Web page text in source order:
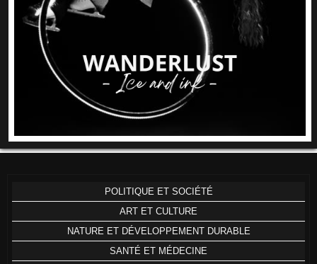
POLITIQUE ET SOCIÉTÉ
ART ET CULTURE
NATURE ET DÉVELOPPEMENT DURABLE
SANTÉ ET MÉDECINE